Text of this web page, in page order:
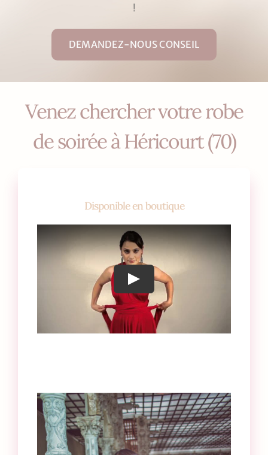
!
DEMANDEZ-NOUS CONSEIL
Venez chercher votre robe
de soirée à Héricourt (70)
Disponible en boutique